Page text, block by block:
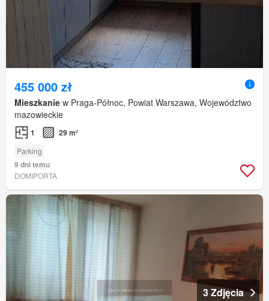
455 000 zł
Mieszkanie w Praga-Północ, Powiat Warszawa, Województwo
mazowieckie
1 29 m²
Parking
9 dni temu
DOMIPORTA
3 Zdjęcia